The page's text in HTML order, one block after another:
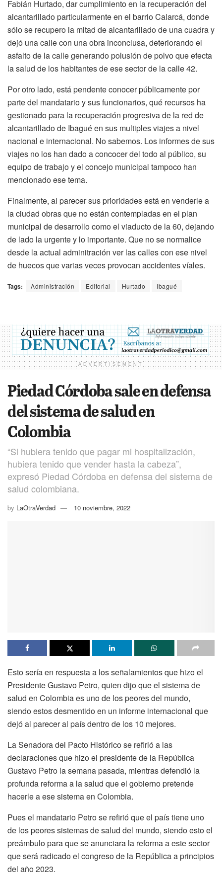
Fabián Hurtado, dar cumplimiento en la recuperación del
alcantarillado particularmente en el barrio Calarcá, donde
sólo se recupero la mitad de alcantarillado de una cuadra y
dejó una calle con una obra inconclusa, deteriorando el
asfalto de la calle generando polusión de polvo que efecta
la salud de los habitantes de ese sector de la calle 42.
Por otro lado, está pendente conocer públicamente por
parte del mandatario y sus funcionarios, qué recursos ha
gestionado para la recuperación progresiva de la red de
alcantarillado de Ibagué en sus multiples viajes a nivel
nacional e internacional. No sabemos. Los informes de sus
viajes no los han dado a concocer del todo al público, su
equipo de trabajo y el concejo municipal tampoco han
mencionado ese tema.
Finalmente, al parecer sus prioridades está en venderle a
la ciudad obras que no están contempladas en el plan
municipal de desarrollo como el viaducto de la 60, dejando
de lado la urgente y lo importante. Que no se normalice
desde la actual adminitración ver las calles con ese nivel
de huecos que varias veces provocan accidentes víales.
Tags: Administración Editorial Hurtado Ibagué
ADVERTISEMENT
Piedad Córdoba sale en defensa
del sistema de salud en
Colombia
“Si hubiera tenido que pagar mi hospitalización,
hubiera tenido que vender hasta la cabeza”,
expresó Piedad Córdoba en defensa del sistema de
salud colombiana.
by LaOtraVerdad 10 noviembre, 2022
Esto sería en respuesta a los señalamientos que hizo el
Presidente Gustavo Petro, quien dijo que el sistema de
salud en Colombia es uno de los peores del mundo,
siendo estos desmentido en un informe internacional que
dejó al parecer al país dentro de los 10 mejores.
La Senadora del Pacto Histórico se refirió a las
declaraciones que hizo el presidente de la República
Gustavo Petro la semana pasada, mientras defendió la
profunda reforma a la salud que el gobierno pretende
hacerle a ese sistema en Colombia.
Pues el mandatario Petro se refirió que el país tiene uno
de los peores sistemas de salud del mundo, siendo esto el
preámbulo para que se anunciara la reforma a este sector
que será radicado el congreso de la República a principios
del año 2023.